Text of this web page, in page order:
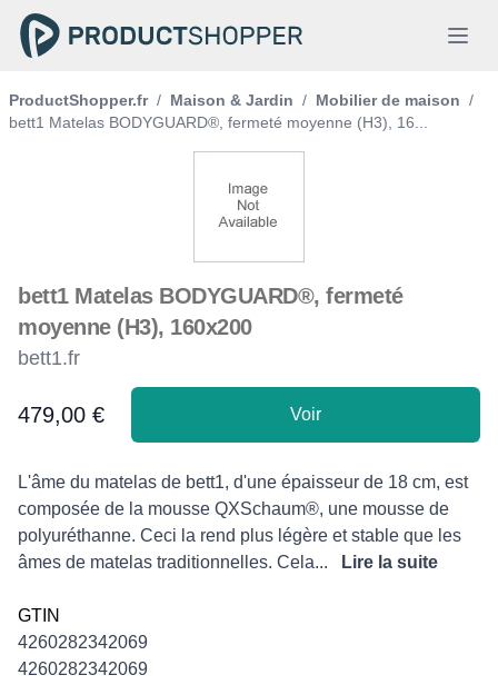
ProductShopper.fr / Maison & Jardin / Mobilier de maison /
bett1 Matelas BODYGUARD®, fermeté moyenne (H3), 16...
bett1 Matelas BODYGUARD®, fermeté
moyenne (H3), 160x200
bett1.fr
Product information
479,00 € Voir
Description
L'âme du matelas de bett1, d'une épaisseur de 18 cm, est
composée de la mousse QXSchaum®, une mousse de
polyuréthanne. Ceci la rend plus légère et stable que les
âmes de matelas traditionnelles. Cela...
Lire la suite
GTIN
4260282342069
4260282342069